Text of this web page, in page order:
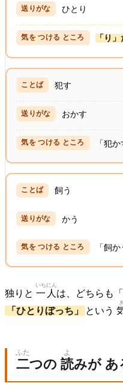
ひとり
「り
犯す
おかす
「犯
飼う
かう
「飼
独りと 一
いち
人
にん
は、どちらも
「ひとりぼっち」
という
き
二
ふた
つの 読
よ
みが あ